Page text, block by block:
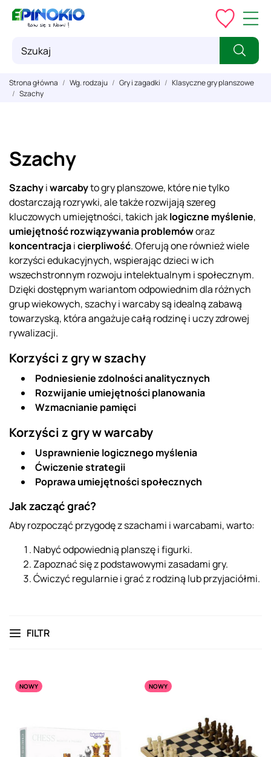
Strona główna Wg. rodzaju Gry i zagadki
Klasyczne gry planszowe
Szachy
Szachy
Szachyiwarcabyto gry planszowe, które nie tylko
dostarczają rozrywki, ale także rozwijają szereg
kluczowych umiejętności, takich jaklogiczne myślenie,
umiejętność rozwiązywania problemóworaz
koncentracjaicierpliwość. Oferują one również wiele
korzyści edukacyjnych, wspierając dzieci w ich
wszechstronnym rozwoju intelektualnym i społecznym.
Dzięki dostępnym wariantom odpowiednim dla różnych
grup wiekowych, szachy i warcaby są idealną zabawą
towarzyską, która angażuje całą rodzinę i uczy zdrowej
rywalizacji.
Korzyści z gry w szachy
Podniesienie zdolności analitycznych
Rozwijanie umiejętności planowania
Wzmacnianie pamięci
Korzyści z gry w warcaby
Usprawnienie logicznego myślenia
Ćwiczenie strategii
Poprawa umiejętności społecznych
Jak zacząć grać?
Aby rozpocząć przygodę z szachami i warcabami, warto:
Nabyć odpowiednią planszę i figurki.
Zapoznać się z podstawowymi zasadami gry.
Ćwiczyć regularnie i grać z rodziną lub przyjaciółmi.
FILTR
NOWY NOWY